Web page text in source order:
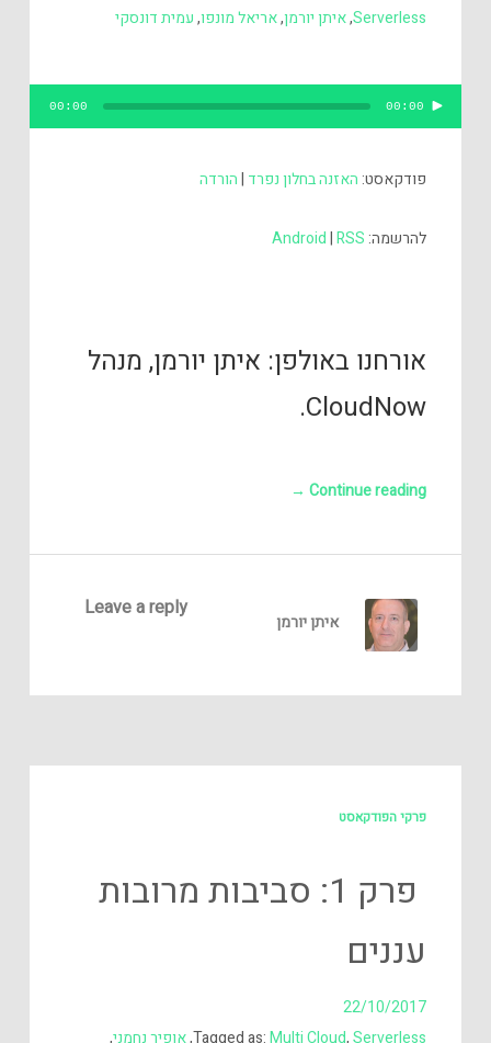
Serverless
,איתן יורמן,אריאל מונפו,עמית דונסקי
00:00
00:00
פודקאסט: האזנה בחלון נפרד |הורדה
להרשמה: Android|RSS
אורחנו באולפן: איתן יורמן, מנהל
CloudNow.
Continue reading
→
Leave a reply
איתן יורמן
פרקי הפודקאסט
פרק 1: סביבות מרובות
עננים
22/10/2017
Tagged as:Multi Cloud,Serverless
,אופיר נחמני,